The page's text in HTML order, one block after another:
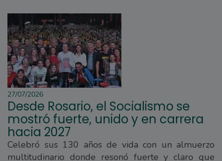
27/07/2026
Desde Rosario, el Socialismo se
mostró fuerte, unido y en carrera
hacia 2027
Celebró sus 130 años de vida con un almuerzo
multitudinario donde resonó fuerte y claro que